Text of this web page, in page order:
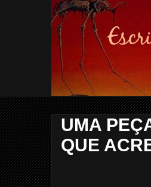
UMA
QUE